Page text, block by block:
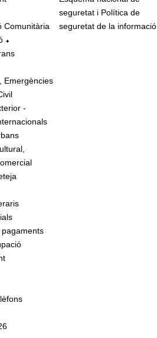
Comunitària
Emergències
-
seguretat i Política de
seguretat de la informació